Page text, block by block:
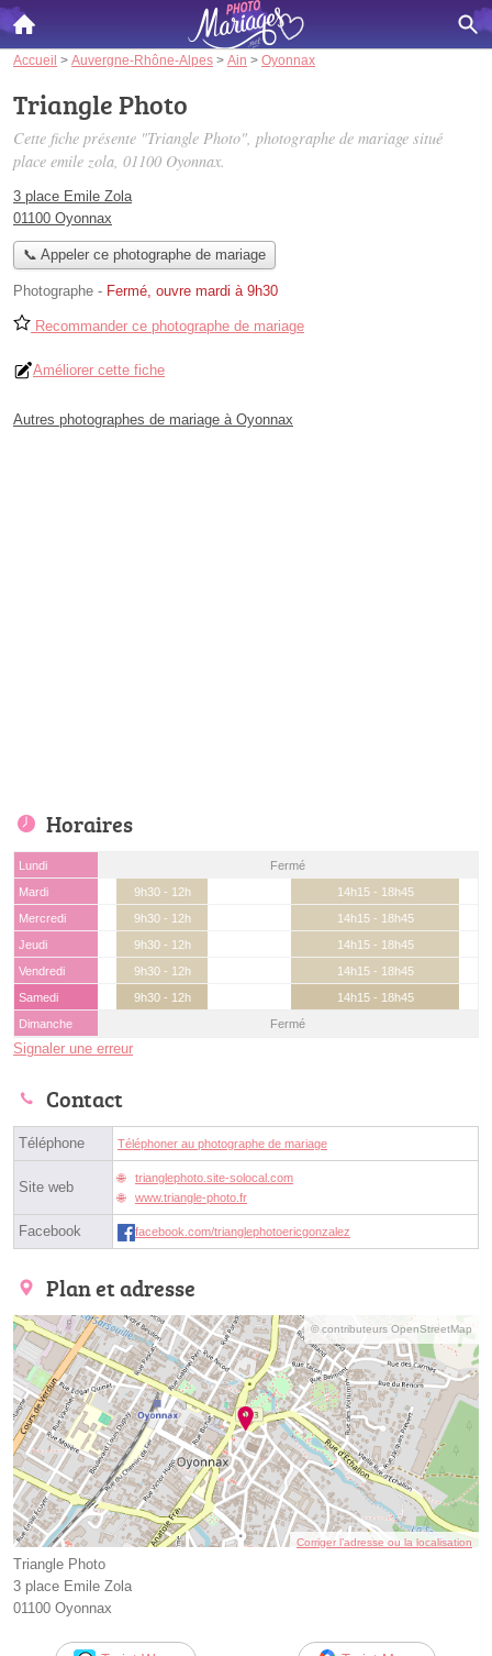
Accueil > Auvergne-Rhône-Alpes > Ain > Oyonnax
Triangle Photo
Cette fiche présente "Triangle Photo", photographe de mariage situé
place emile zola, 01100 Oyonnax.
3 place Emile Zola
01100 Oyonnax
📞 Appeler ce photographe de mariage
Photographe - Fermé, ouvre mardi à 9h30
Recommander ce photographe de mariage
Améliorer cette fiche
Autres photographes de mariage à Oyonnax
Horaires
Lundi
Fermé
Mardi
9h30 - 12h
14h15 - 18h45
Mercredi
9h30 - 12h
14h15 - 18h45
Jeudi
9h30 - 12h
14h15 - 18h45
Vendredi
9h30 - 12h
14h15 - 18h45
Samedi
9h30 - 12h
14h15 - 18h45
Dimanche
Fermé
Signaler une erreur
Contact
Téléphone Téléphoner au photographe de mariage
Site web
trianglephoto.site-solocal.com
www.triangle-photo.fr
Facebook facebook.com/trianglephotoericgonzalez
Plan et adresse
© contributeurs OpenStreetMap
Corriger l’adresse ou la localisation
Triangle Photo
3 place Emile Zola
01100 Oyonnax